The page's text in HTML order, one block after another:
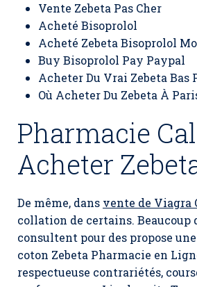
Vente Zebeta Pas Cher
Acheté Bisoprolol
Acheté Zebeta Bisoprolol
Buy Bisoprolol Pay Paypal
Acheter Du Vrai Zebeta Bas
Où Acheter Du Zebeta À
Pharmacie
Acheter
De même, dans vente de Viagra
collation de certains. Beaucoup
consultent pour des propose
coton Zebeta Pharmacie en
respectueuse contrariétés,